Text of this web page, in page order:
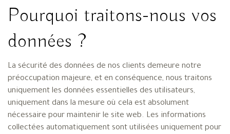
Pourquoi traitons-nous vos
données ?
La sécurité des données de nos clients demeure notre
préoccupation majeure, et en conséquence, nous traitons
uniquement les données essentielles des utilisateurs,
uniquement dans la mesure où cela est absolument
nécessaire pour maintenir le site web. Les informations
collectées automatiquement sont utilisées uniquement pour